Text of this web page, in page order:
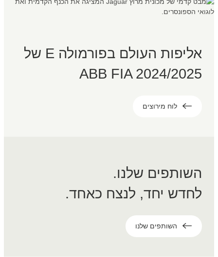
אליפות העולם בפורמולה E של
ABB FIA 2024/2025
לוח מירוצים
השותפים שלנו.
לחדש יחד, לנצח כאחד.
השותפים שלנו